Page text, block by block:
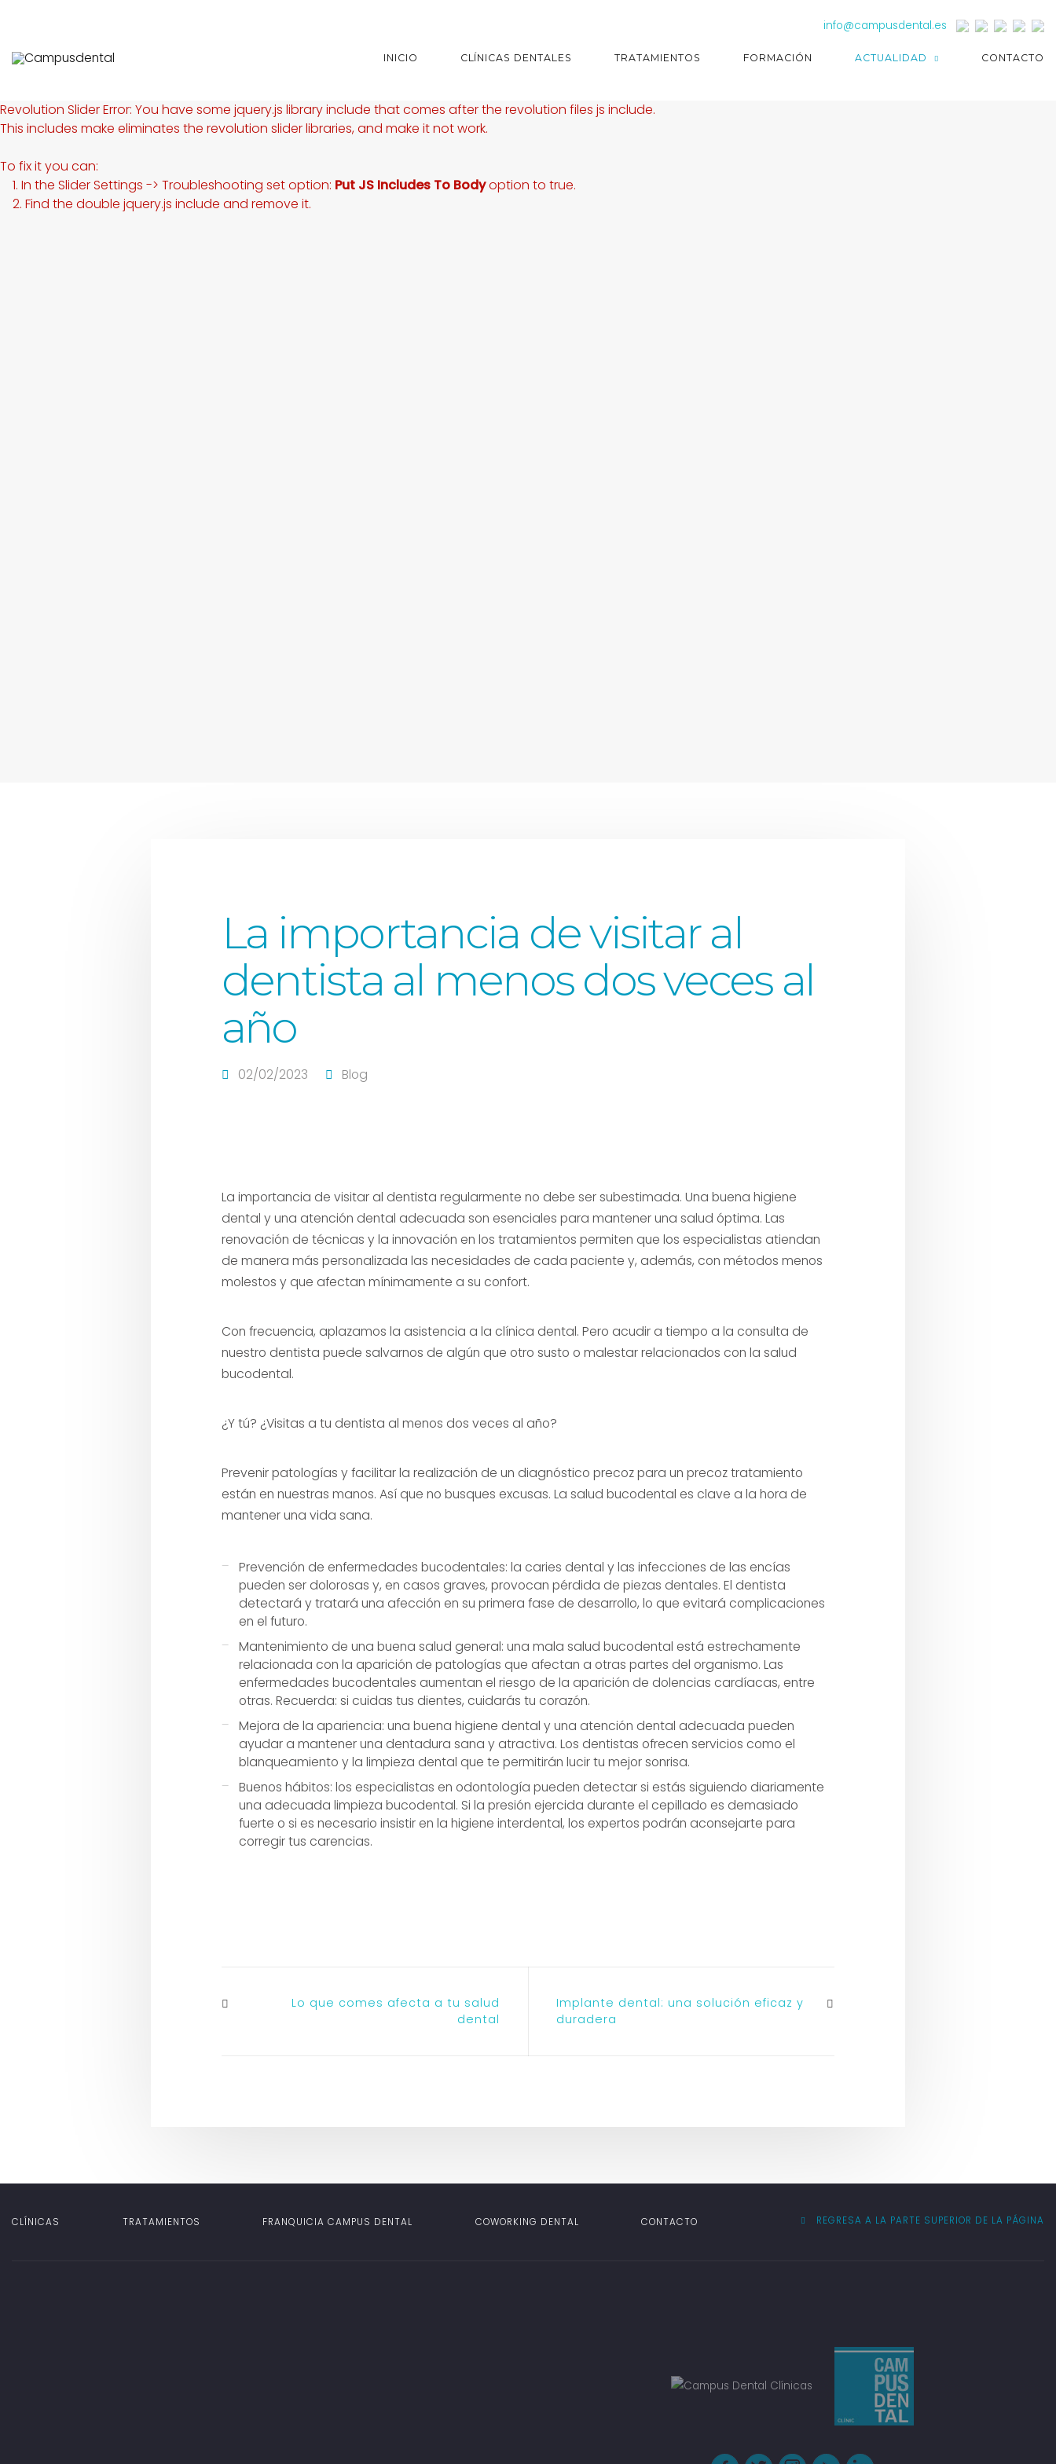
info@campusdental.es
INICIO CLÍNICAS DENTALES TRATAMIENTOS FORMACIÓN ACTUALIDAD CONTACTO
Revolution Slider Error: You have some jquery.js library include that comes after the revolution files js include.
This includes make eliminates the revolution slider libraries, and make it not work.
To fix it you can:
1. In the Slider Settings -> Troubleshooting set option: Put JS Includes To Bodyoption to true.
2. Find the double jquery.js include and remove it.
La importancia de visitar al
dentista al menos dos veces al
año
02/02/2023 Blog
La importancia de visitar al dentista regularmente no debe ser subestimada. Una buena higiene
dental y una atención dental adecuada son esenciales para mantener una salud óptima. Las
renovación de técnicas y la innovación en los tratamientos permiten que los especialistas atiendan
de manera más personalizada las necesidades de cada paciente y, además, con métodos menos
molestos y que afectan mínimamente a su confort.
Con frecuencia, aplazamos la asistencia a la clínica dental. Pero acudir a tiempo a la consulta de
nuestro dentista puede salvarnos de algún que otro susto o malestar relacionados con la salud
bucodental.
¿Y tú? ¿Visitas a tu dentista al menos dos veces al año?
Prevenir patologías y facilitar la realización de un diagnóstico precoz para un precoz tratamiento
están en nuestras manos. Así que no busques excusas. La salud bucodental es clave a la hora de
mantener una vida sana.
Prevención de enfermedades bucodentales: la caries dental y las infecciones de las encías
pueden ser dolorosas y, en casos graves, provocan pérdida de piezas dentales. El dentista
detectará y tratará una afección en su primera fase de desarrollo, lo que evitará complicaciones
en el futuro.
Mantenimiento de una buena salud general: una mala salud bucodental está estrechamente
relacionada con la aparición de patologías que afectan a otras partes del organismo. Las
enfermedades bucodentales aumentan el riesgo de la aparición de dolencias cardíacas, entre
otras. Recuerda: si cuidas tus dientes, cuidarás tu corazón.
Mejora de la apariencia: una buena higiene dental y una atención dental adecuada pueden
ayudar a mantener una dentadura sana y atractiva. Los dentistas ofrecen servicios como el
blanqueamiento y la limpieza dental que te permitirán lucir tu mejor sonrisa.
Buenos hábitos: los especialistas en odontología pueden detectar si estás siguiendo diariamente
una adecuada limpieza bucodental. Si la presión ejercida durante el cepillado es demasiado
fuerte o si es necesario insistir en la higiene interdental, los expertos podrán aconsejarte para
corregir tus carencias.
Lo que comes afecta a tu salud
dental
Implante dental: una solución eficaz y
duradera
CLÍNICAS TRATAMIENTOS FRANQUICIA CAMPUS DENTAL COWORKING DENTAL CONTACTO REGRESA A LA PARTE SUPERIOR DE LA PÁGINA